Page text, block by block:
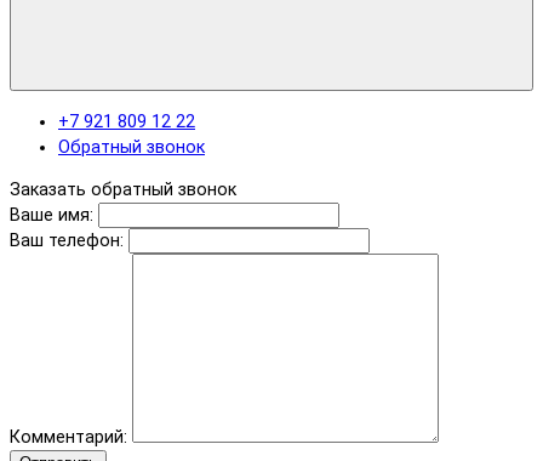
+7 921 809 12 22
Обратный звонок
Заказать обратный звонок
Ваше имя:
Ваш телефон:
Комментарий: